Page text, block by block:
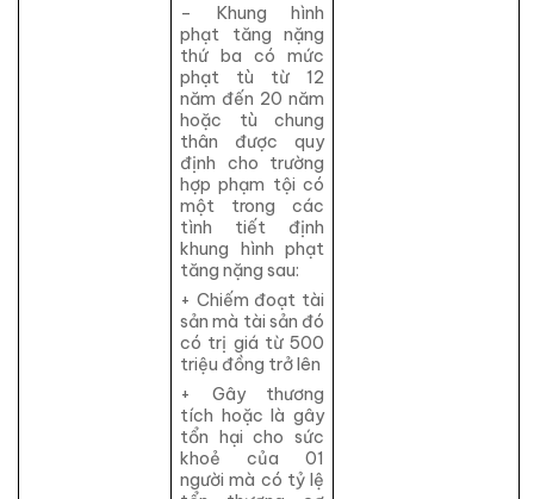
– Khung hình
phạt tăng nặng
thứ ba có mức
phạt tù từ 12
năm đến 20 năm
hoặc tù chung
thân được quy
định cho trường
hợp phạm tội có
một trong các
tình tiết định
khung hình phạt
tăng nặng sau:
+ Chiếm đoạt tài
sản mà tài sản đó
có trị giá từ 500
triệu đồng trở lên
+ Gây thương
tích hoặc là gây
tổn hại cho sức
khoẻ của 01
người mà có tỷ lệ